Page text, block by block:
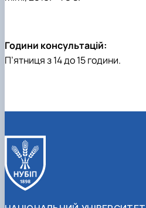
Години консультацій:
П’ятниця з 14 до 15 години.